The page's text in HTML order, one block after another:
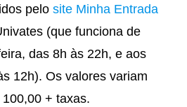
pelo site Minha Entrada
(que funciona de
das 8h às 22h, e aos
12h). Os valores variam
+ taxas.